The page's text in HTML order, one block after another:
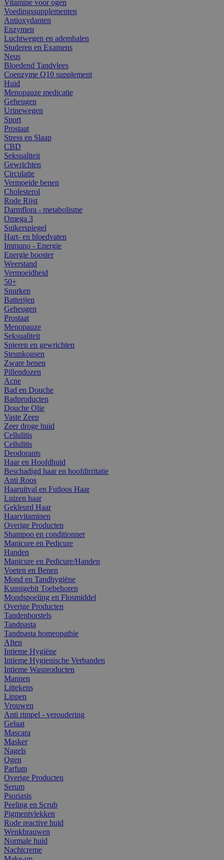
Vitamine voor ogen
Voedingssupplementen
Antioxydanten
Enzymen
Luchtwegen en ademhalen
Studeren en Examens
Neus
Bloedend Tandvlees
Coenzyme Q10 supplement
Huid
Menopauze medicatie
Geheugen
Urinewegen
Sport
Prostaat
Stress en Slaap
CBD
Seksualiteit
Gewrichten
Circulatie
Vermoeide benen
Cholesterol
Rode Rijst
Darmflora - metabolisme
Omega 3
Suikerspiegel
Hart- en bloedvaten
Immuno - Energie
Energie booster
Weerstand
Vermoeidheid
50+
Snurken
Batterijen
Geheugen
Prostaat
Menopauze
Seksualiteit
Spieren en gewrichten
Steunkousen
Zware benen
Pillendozen
Acne
Bad en Douche
Badproducten
Douche Olie
Vaste Zeep
Zeer droge huid
Cellulitis
Cellulitis
Deodorants
Haar en Hoofdhuid
Beschadigd haar en hoofdirritatie
Anti Roos
Haaruitval en Futloos Haar
Luizen haar
Gekleurd Haar
Haarvitaminen
Overige Producten
Shampoo en conditionner
Manicure en Pedicure
Handen
Manicure en Pedicure/Handen
Voeten en Benen
Mond en Tandhygiëne
Kunstgebit Toebehoren
Mondspoeling en Flosmiddel
Overige Producten
Tandenborstels
Tandpasta
Tandpasta homeopathie
Aften
Intieme Hygiëne
Intieme Hygienische Verbanden
Intieme Wasproducten
Mannen
Littekens
Lippen
Vrouwen
Anti rimpel - veroudering
Gelaat
Mascara
Masker
Nagels
Ogen
Parfum
Overige Producten
Serum
Psoriasis
Peeling en Scrub
Pigmentvlekken
Rode reactive huid
Wenkbrauwen
Normale huid
Nachtcreme